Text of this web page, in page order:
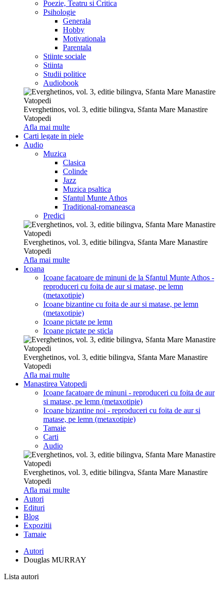
Poezie, Teatru si Critica
Psihologie
Generala
Hobby
Motivationala
Parentala
Stiinte sociale
Stiinta
Studii politice
Audiobook
Everghetinos, vol. 3, editie bilingva, Sfanta Mare Manastire
Vatopedi
Afla mai multe
Carti legate in piele
Audio
Muzica
Clasica
Colinde
Jazz
Muzica psaltica
Sfantul Munte Athos
Traditional-romaneasca
Predici
Everghetinos, vol. 3, editie bilingva, Sfanta Mare Manastire
Vatopedi
Afla mai multe
Icoana
Icoane facatoare de minuni de la Sfantul Munte Athos -
reproduceri cu foita de aur si matase, pe lemn
(metaxotipie)
Icoane bizantine cu foita de aur si matase, pe lemn
(metaxotipie)
Icoane pictate pe lemn
Icoane pictate pe sticla
Everghetinos, vol. 3, editie bilingva, Sfanta Mare Manastire
Vatopedi
Afla mai multe
Manastirea Vatopedi
Icoane facatoare de minuni - reproduceri cu foita de aur
si matase, pe lemn (metaxotipie)
Icoane bizantine noi - reproduceri cu foita de aur si
matase, pe lemn (metaxotipie)
Tamaie
Carti
Audio
Everghetinos, vol. 3, editie bilingva, Sfanta Mare Manastire
Vatopedi
Afla mai multe
Autori
Edituri
Blog
Expozitii
Tamaie
Autori
Douglas MURRAY
Lista autori